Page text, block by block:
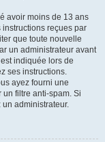
avoir moins de 13 ans
instructions reçues par
que toute nouvelle
un administrateur avant
indiquée lors de
ses instructions.
ayez fourni une
filtre anti-spam. Si
un administrateur.